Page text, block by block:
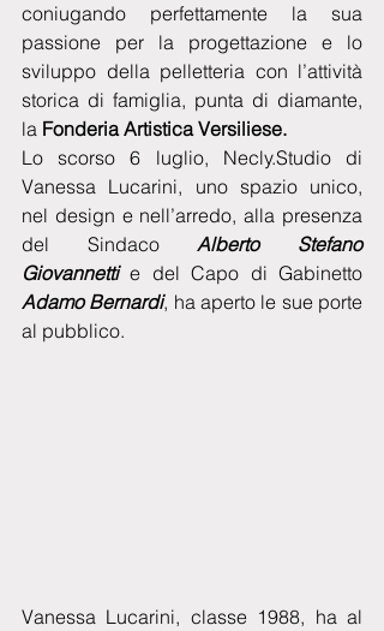
coniugando perfettamente la sua
passione per la progettazione e lo
sviluppo della pelletteria con l’attività
storica di famiglia, punta di diamante,
la Fonderia Artistica Versiliese.
Lo scorso 6 luglio, Necly.Studio di
Vanessa Lucarini, uno spazio unico,
nel design e nell’arredo, alla presenza
del Sindaco Alberto Stefano
Giovannetti
Adamo Bernardi, ha aperto le sue porte
al pubblico.
Vanessa Lucarini, classe 1988, ha al